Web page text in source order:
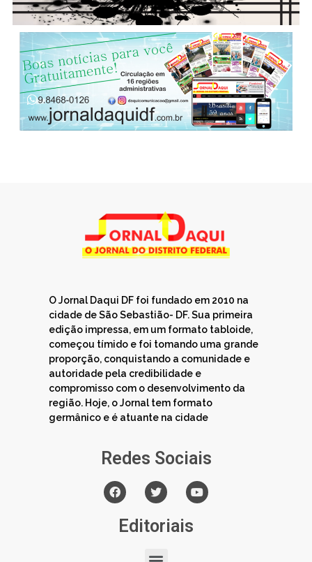
O Jornal Daqui DF foi fundado em 2010 na
cidade de São Sebastião- DF. Sua primeira
edição impressa, em um formato tabloide,
começou tímido e foi tomando uma grande
proporção, conquistando a comunidade e
autoridade pela credibilidade e
compromisso com o desenvolvimento da
região. Hoje, o Jornal tem formato
germânico e é atuante na cidade
Redes Sociais
Editoriais